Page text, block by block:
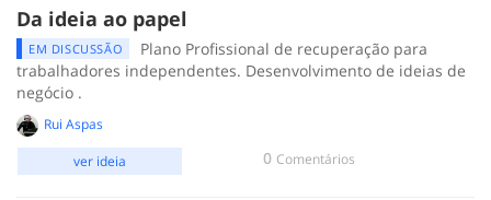
Da ideia ao papel
EM DISCUSSÃO
Plano Profissional de recuperação para
trabalhadores independentes. Desenvolvimento de ideias de
negócio .
Rui Aspas
0 Comentários
ver ideia